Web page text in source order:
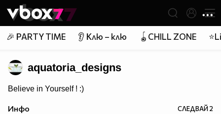
👾
🎉 PARTY TIME 👂 Клю – клю 🪀CHILL ZONE
aquatoria_designs
Believe in Yourself ! :)
Инфо СЛЕДВАЙ2